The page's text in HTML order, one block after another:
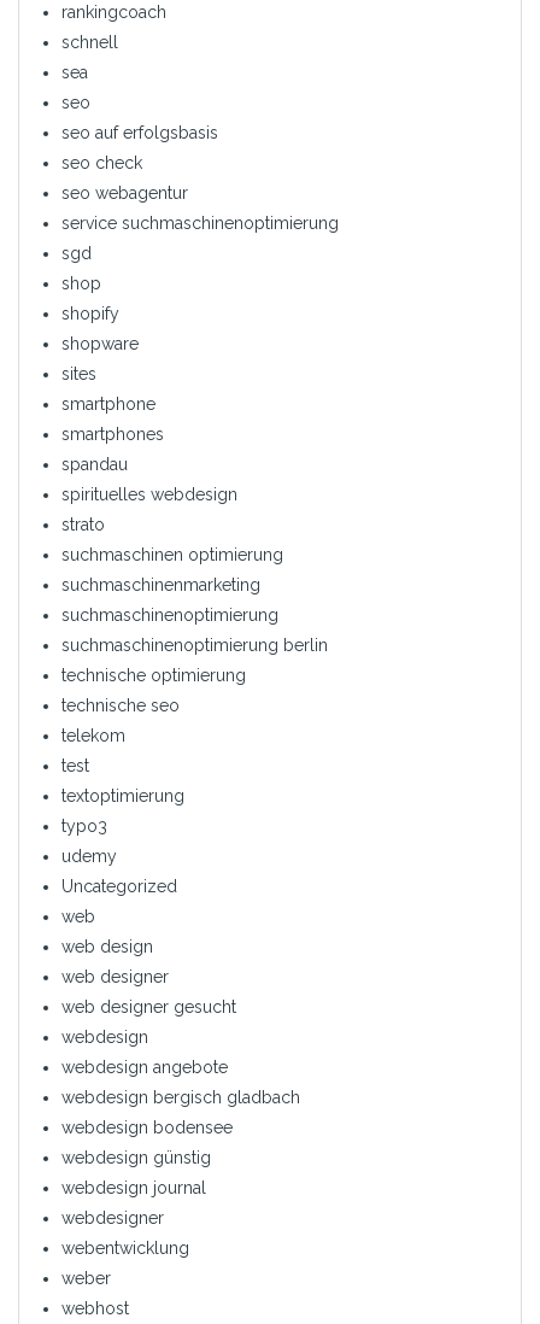
rankingcoach
schnell
sea
seo
seo auf erfolgsbasis
seo check
seo webagentur
service suchmaschinenoptimierung
sgd
shop
shopify
shopware
sites
smartphone
smartphones
spandau
spirituelles webdesign
strato
suchmaschinen optimierung
suchmaschinenmarketing
suchmaschinenoptimierung
suchmaschinenoptimierung berlin
technische optimierung
technische seo
telekom
test
textoptimierung
typo3
udemy
Uncategorized
web
web design
web designer
web designer gesucht
webdesign
webdesign angebote
webdesign bergisch gladbach
webdesign bodensee
webdesign günstig
webdesign journal
webdesigner
webentwicklung
weber
webhost